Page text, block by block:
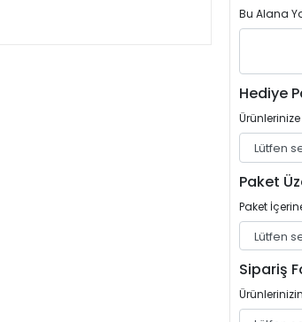
Bu Alana
Hediye
Paket
Paket
Sipariş